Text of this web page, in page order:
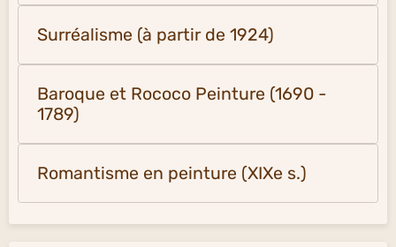
Surréalisme (à partir de 1924)
Baroque et Rococo Peinture (1690 -
1789)
Romantisme en peinture (XIXe s.)